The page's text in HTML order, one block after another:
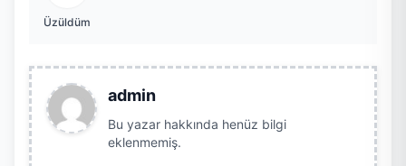
Üzüldüm
admin
Bu yazar hakkında henüz bilgi
eklenmemiş.